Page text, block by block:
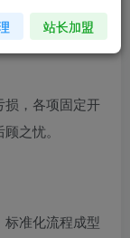
。不需要多人
损，各项固定开
之忧。
准化流程成型
站长加盟